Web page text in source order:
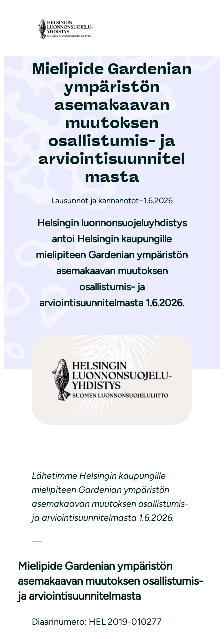
Etusivu|Ajankohtaista
Mielipide Gardenian
ympäristön
asemakaavan
muutoksen
osallistumis- ja
arviointisuunnitel
masta
Lausunnot ja kannanotot–1.6.2026
Helsingin luonnonsuojeluyhdistys
antoi Helsingin kaupungille
mielipiteen Gardenian ympäristön
asemakaavan muutoksen
osallistumis- ja
arviointisuunnitelmasta 1.6.2026.
Lähetimme Helsingin kaupungille
mielipiteen Gardenian ympäristön
asemakaavan muutoksen osallistumis-
ja arviointisuunnitelmasta 1.6.2026.
—
Mielipide Gardenian ympäristön
asemakaavan muutoksen osallistumis-
ja arviointisuunnitelmasta
Diaarinumero: HEL 2019-010277